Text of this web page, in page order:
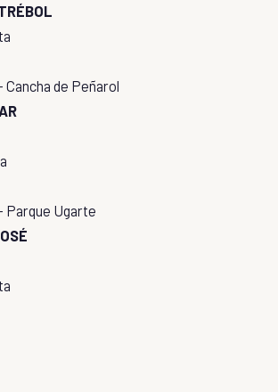
de Peñarol
Parque Ugarte